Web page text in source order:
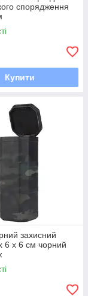
спорядження
Купити
захисний
6 х 6 см чорний